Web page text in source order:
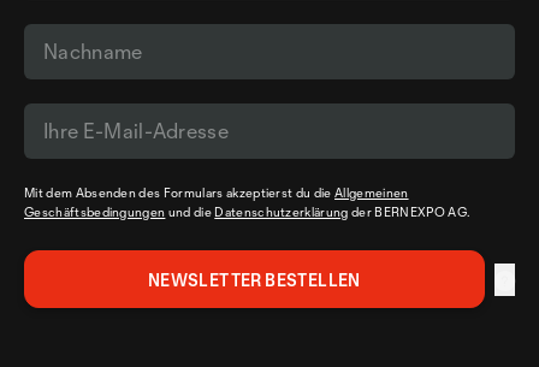
Mit dem Absenden des Formulars akzeptierst du dieAllgemeinen
Geschäftsbedingungen und die Datenschutzerklärung der BERNEXPO AG.